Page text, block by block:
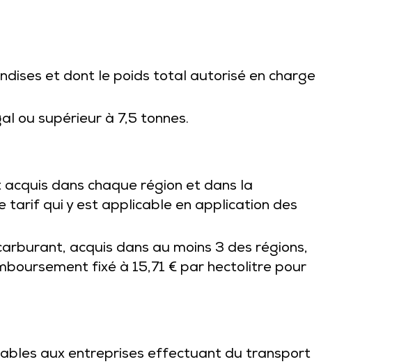
et dont le poids total autorisé en charge
ou supérieur à 7,5 tonnes.
dans chaque région et dans la
tarif qui y est applicable en application des
acquis dans au moins 3 des régions,
fixé à 15,71 € par hectolitre pour
aux entreprises effectuant du transport